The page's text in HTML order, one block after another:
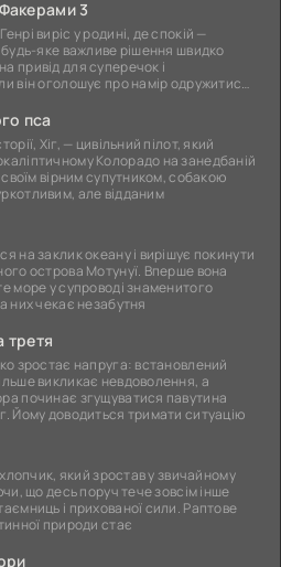
3
виріс у родині, де спокій —
будь-яке важливе рішення швидко
привід для суперечок і
він оголошує про намір одружитися,
пса
Хіг, — цивільний пілот, який
Колорадо на занедбаній
своїм вірним супутником, собакою
але відданим
на заклик океану і вирішує покинути
острова Мотунуї. Вперше вона
море у супроводі знаменитого
них чекає незабутня
третя
зростає напруга: встановлений
викликає невдоволення, а
починає згущуватися павутина
Йому доводиться тримати ситуацію
хлопчик, який зростав у звичайному
що десь поруч тече зовсім інше
і прихованої сили. Раптове
природи стає